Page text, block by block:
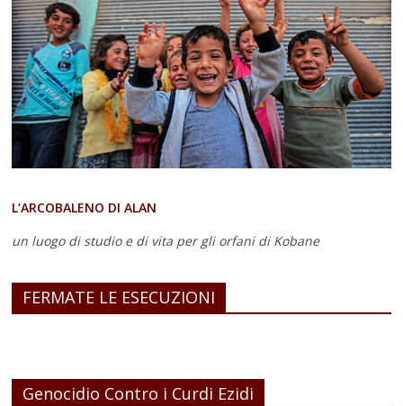
L’ARCOBALENO DI ALAN
un luogo di studio e di vita per gli orfani di Kobane
FERMATE LE ESECUZIONI
Genocidio Contro i Curdi Ezidi